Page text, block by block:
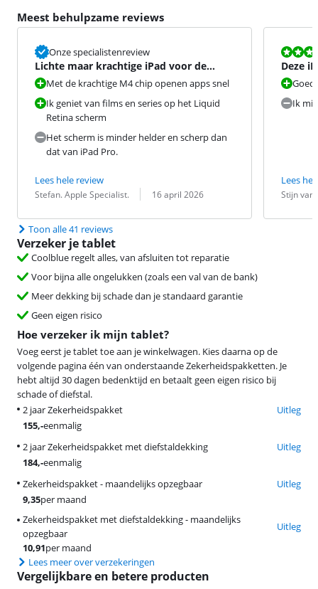
Meest behulpzame reviews
Onze specialistenreview
Lichte maar krachtige iPad voor de
meeste taken
Met de krachtige M4 chip openen apps snel
Ik geniet van films en series op het Liquid
Retina scherm
Het scherm is minder helder en scherp dan
dat van iPad Pro.
Lees hele review
Beoordeling door:
Stefan. Apple Specialist.
Datum: 16 april 2026
Deze
Ik
Lees
Stijn van
Datum:
Toon alle 41 reviews
Verzeker je tablet
Coolblue regelt alles, van afsluiten tot reparatie
Voor bijna alle ongelukken (zoals een val van de bank)
Meer dekking bij schade dan je standaard garantie
Geen eigen risico
Hoe verzeker ik mijn tablet?
Voeg eerst je tablet toe aan je winkelwagen. Kies daarna op de
volgende pagina één van onderstaande Zekerheidspakketten. Je
hebt altijd 30 dagen bedenktijd en betaalt geen eigen risico bij
schade of diefstal.
2 jaar Zekerheidspakket
Uitleg
155,-eenmalig
2 jaar Zekerheidspakket met diefstaldekking
Uitleg
184,-eenmalig
Zekerheidspakket - maandelijks opzegbaar
Uitleg
9,35per maand
Zekerheidspakket met diefstaldekking - maandelijks
opzegbaar
Uitleg
10,91per maand
Lees meer over verzekeringen
Vergelijkbare en betere producten